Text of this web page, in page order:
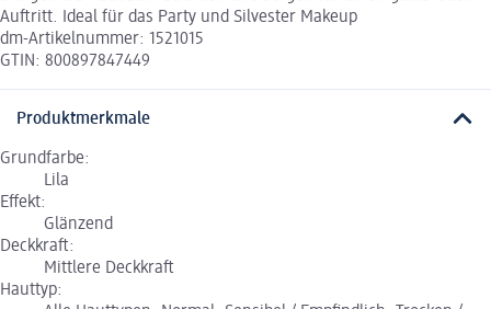
Auftritt. Ideal für das Party und Silvester Makeup
dm-Artikelnummer: 1521015
GTIN: 800897847449
Produktmerkmale
Grundfarbe:
Lila
Effekt:
Glänzend
Deckkraft:
Mittlere Deckkraft
Hauttyp: